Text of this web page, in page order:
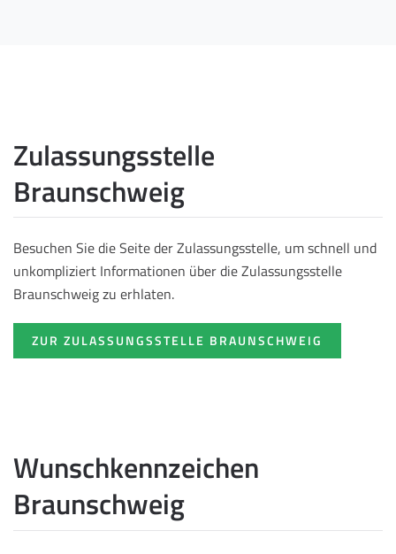
Zulassungsstelle
Braunschweig
Besuchen Sie die Seite der Zulassungsstelle, um schnell und
unkompliziert Informationen über die Zulassungsstelle
Braunschweig zu erhlaten.
ZUR ZULASSUNGSSTELLE BRAUNSCHWEIG
Wunschkennzeichen
Braunschweig